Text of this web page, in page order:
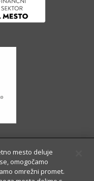
mesto deluje
omogočamo
omrežni promet.